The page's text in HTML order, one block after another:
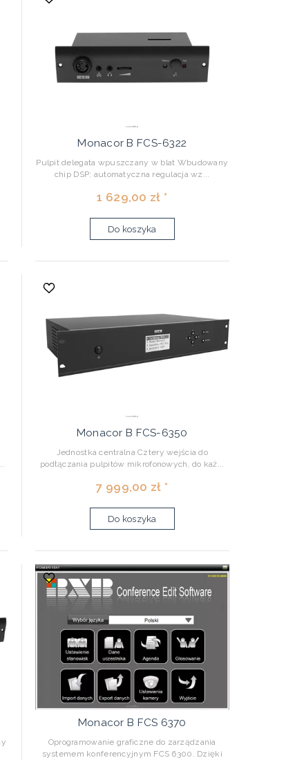
Monacor B FCS-6322
Pulpit delegata wpuszczany w blat Wbudowany
chip DSP: automatyczna regulacja wz...
1 629,00 zł *
Do koszyka
Monacor B FCS-6350
Jednostka centralna Cztery wejścia do
podłączania pulpitów mikrofonowych, do każ...
7 999,00 zł *
Do koszyka
Monacor B FCS 6370
Oprogramowanie graficzne do zarządzania
systemem konferencyjnym FCS 6300. Dzięki